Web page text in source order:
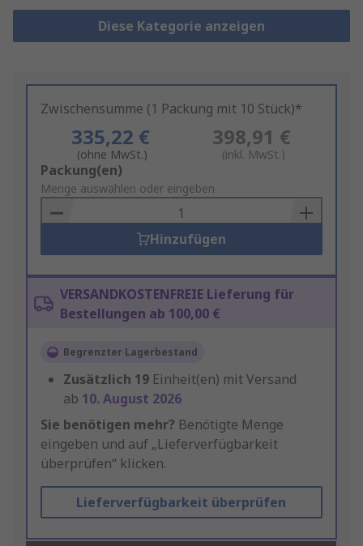
Diese Kategorie anzeigen
Zwischensumme (1 Packung mit 10 Stück)*
335,22 €
(ohne MwSt.)
398,91 €
(inkl. MwSt.)
Add
to
Basket
Packung(en)
Menge auswählen oder eingeben
Hinzufügen
VERSANDKOSTENFREIE Lieferung für
Bestellungen ab 100,00 €
Begrenzter Lagerbestand
Zusätzlich 19 Einheit(en) mit Versand
ab 10. August 2026
Sie benötigen mehr? Benötigte Menge
eingeben und auf „Lieferverfügbarkeit
überprüfen“ klicken.
Lieferverfügbarkeit überprüfen